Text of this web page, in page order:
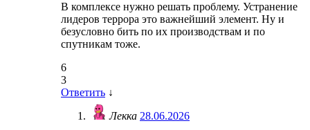
В комплексе нужно решать проблему. Устранение
лидеров террора это важнейший элемент. Ну и
безусловно бить по их производствам и по
спутникам тоже.
6
3
Ответить ↓
Лекка 28.06.2026